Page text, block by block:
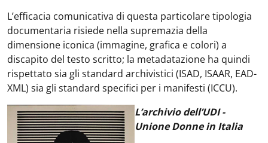
L’efficacia comunicativa di questa particolare tipologia
documentaria risiede nella supremazia della
dimensione iconica (immagine, grafica e colori) a
discapito del testo scritto; la metadatazione ha quindi
rispettato sia gli standard archivistici (ISAD, ISAAR, EAD-
XML) sia gli standard specifici per i manifesti (ICCU).
L’archivio dell’UDI -
Unione Donne in Italia